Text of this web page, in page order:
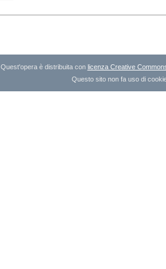
Quest'opera è distribuita con licenza Creative
Questo sito non fa uso di